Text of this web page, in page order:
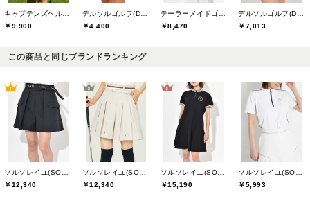
￥9,900
￥4,400
￥8,470
￥7,013
この商品と同じブランドランキング
￥12,340
￥12,340
￥15,190
￥5,993